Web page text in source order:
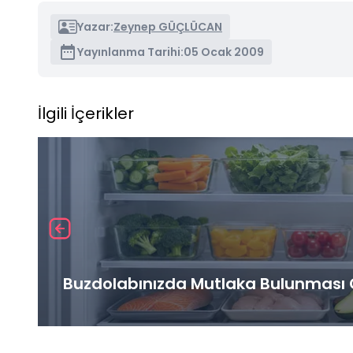
Yazar:Zeynep GÜÇLÜCAN
Yayınlanma Tarihi:05 Ocak 2009
İlgili İçerikler
Buzdolabınızda Mutlaka Bulunması